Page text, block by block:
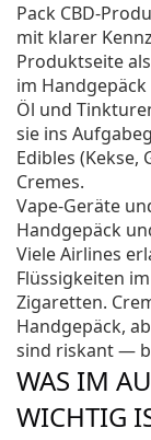
Pack CBD-
mit klarer
Produktseite
im Handgepäck
Öl und
sie ins
Edibles
Cremes.
Vape-Geräte
Handgepäck
Viele Airlines
Flüssigkeiten
Zigaretten.
Handgepäck,
sind riskant —
WAS IM
WICHTIG